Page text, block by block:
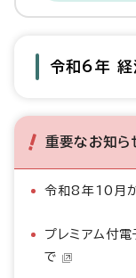
令和6年 経
重要なお知ら
令和8年10月
プレミアム付
で